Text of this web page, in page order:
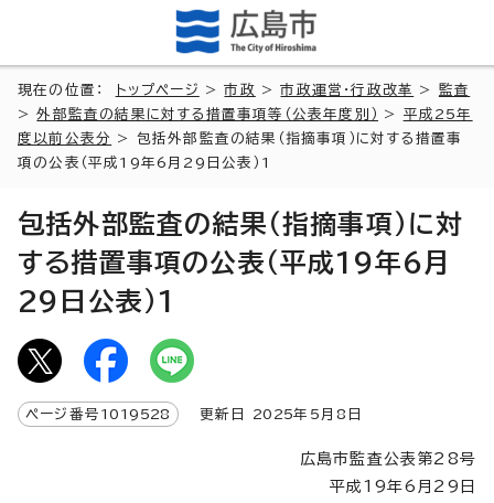
現在の位置： トップページ >市政 >市政運営・行政改革 > 監査
>外部監査の結果に対する措置事項等（公表年度別） > 平成25年
度以前公表分 > 包括外部監査の結果（指摘事項）に対する措置事
項の公表（平成19年6月29日公表）1
包括外部監査の結果（指摘事項）に対
する措置事項の公表（平成19年6月
29日公表）1
ページ番号 1019528 更新日 2025年5月8日
広島市監査公表第28号
平成19年6月29日